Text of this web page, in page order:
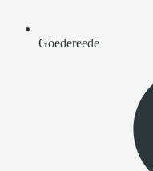
Goedereede